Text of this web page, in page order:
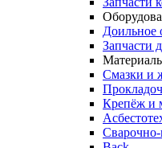
Доильное
Запчасти
Смазки и
Крепёж и